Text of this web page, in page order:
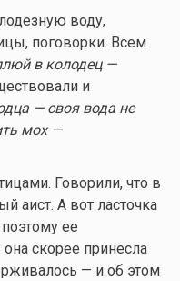
воду,
поговорки. Всем
в колодец —
и
— своя вода не
мох —
Говорили, что в
аист. А вот ласточка
ее
скорее принесла
— и об этом